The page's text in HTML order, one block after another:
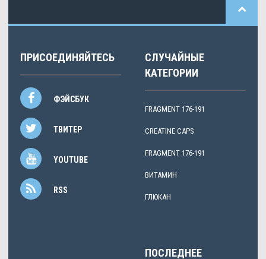
ПРИСОЕДИНЯЙТЕСЬ
ФЭЙСБУК
ТВИТЕР
YOUTUBE
RSS
СЛУЧАЙНЫЕ
КАТЕГОРИИ
FRAGMENT 176-191
CREATINE CAPS
FRAGMENT 176-191
ВИТАМИН
ГЛЮКАН
ПОСЛЕДНЕЕ